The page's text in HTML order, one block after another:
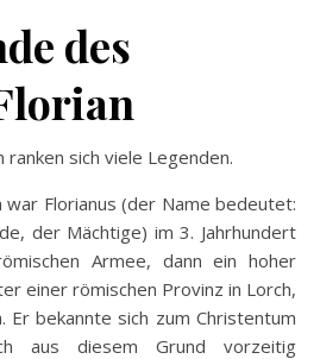
des
ranken sich viele Legenden.
war Florianus (der Name bedeutet:
der Mächtige) im 3. Jahrhundert
Armee, dann ein hoher
einer römischen Provinz in Lorch,
Er bekannte sich zum Christentum
aus diesem Grund vorzeitig